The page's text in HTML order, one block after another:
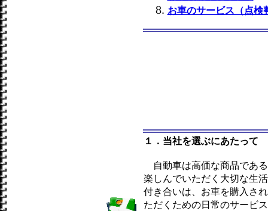
お車のサービス（点検
１．当社を選ぶにあたって
自動車は高価な商品であ
楽しんでいただく大切な生
付き合いは、お車を購入さ
ただくための日常のサービ